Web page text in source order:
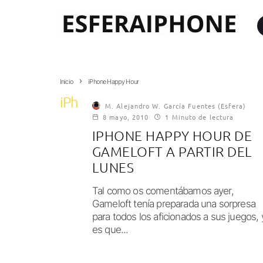
Inicio iPhone Happy Hour
iPhone Happy Hour
M. Alejandro W. García Fuentes (Esfera)
8 mayo, 2010
1 Minuto de lectura
IPHONE HAPPY HOUR DE
GAMELOFT A PARTIR DEL
LUNES
Tal como os comentábamos ayer,
Gameloft tenía preparada una sorpresa
para todos los aficionados a sus juegos,
es que...